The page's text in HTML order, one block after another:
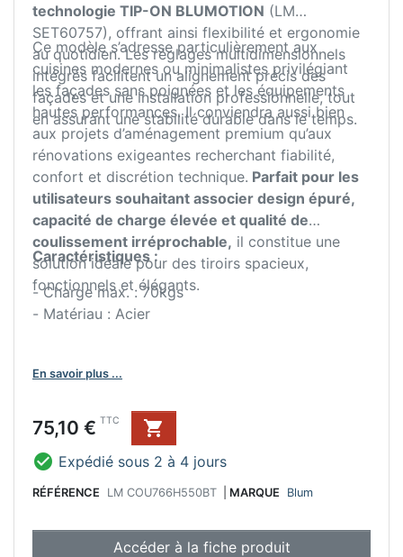
technologie TIP-ON BLUMOTION (LM
SET60757), offrant ainsi flexibilité et ergonomie
au quotidien. Les réglages multidimensionnels
intégrés facilitent un alignement précis des
façades et une installation professionnelle, tout
en assurant une stabilité durable dans le temps.
Ce modèle s’adresse particulièrement aux
cuisines modernes ou minimalistes privilégiant
les façades sans poignées et les équipements
hautes performances. Il conviendra aussi bien
aux projets d’aménagement premium qu’aux
rénovations exigeantes recherchant fiabilité,
confort et discrétion technique. Parfait pour les
utilisateurs souhaitant associer design épuré,
capacité de charge élevée et qualité de
coulissement irréprochable, il constitue une
solution idéale pour des tiroirs spacieux,
fonctionnels et élégants.
Caractéristiques :
- Charge max. : 70kgs
- Matériau : Acier
En savoir plus ...
Prix
75,10 € TTC

 Expédié sous 2 à 4 jours
RÉFÉRENCE LM COU766H550BT MARQUE Blum
Accéder à la fiche produit